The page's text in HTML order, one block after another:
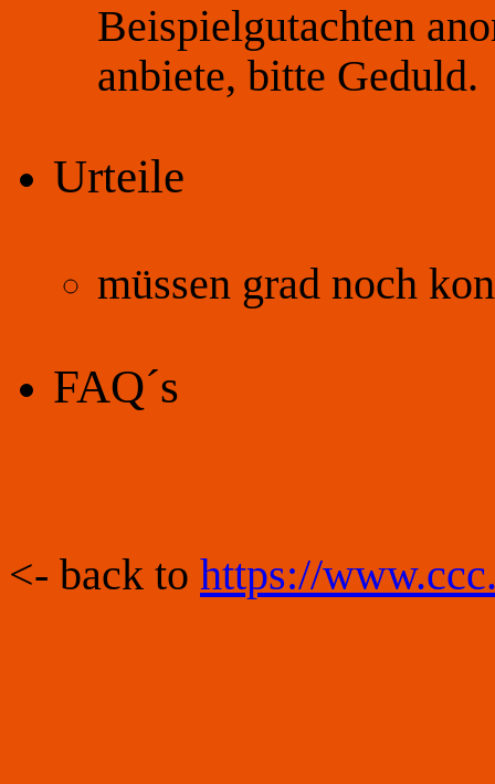
Beispielgutachten
anbiete, bitte Geduld.
Urteile
müssen grad noch
FAQ´s
<- back to https://